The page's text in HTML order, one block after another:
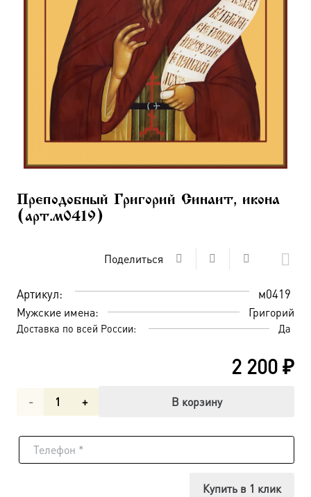
Преподобный Григорий Синаит, икона
(арт.м0419)
Поделиться
Артикул: м0419
Мужские имена: Григорий
Доставка по всей России: Да
2 200₽
Количество
Преподобный
В корзину
Купить в 1 клик